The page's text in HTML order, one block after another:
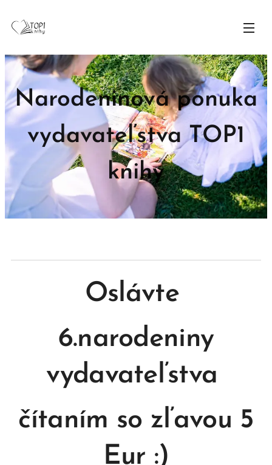
Narodeninová ponuka
vydavateľstva TOP1
knihy
Oslávte
6.narodeniny
vydavateľstva
čítaním so zľavou 5
Eur :)